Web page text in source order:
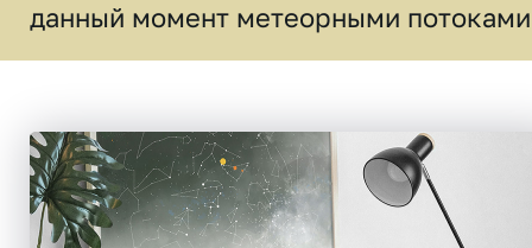
данный момент метеорными